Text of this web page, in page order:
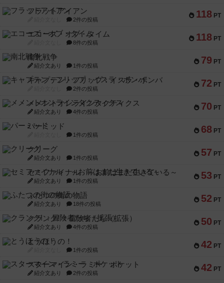
118 PT
フラットアイアン
2件の投稿
118 PT
エコーズ・オブ・タイム
8件の投稿
79 PT
南北戦争
紹介文あり 1件の投稿
72 PT
キャプテン・フリップ：イスラ・ボンバ
2件の投稿
70 PT
メメントオンラインタクティクス
紹介文あり 4件の投稿
68 PT
パーミッド
1件の投稿
57 PT
クリーグ
紹介文あり 1件の投稿
53 PT
セミファイナル ～お前はまだ生きている～
紹介文あり 1件の投稿
52 PT
ふたつの街の物語
紹介文あり 18件の投稿
50 PT
クランク! ：冒険者たち（拡張）
紹介文あり 4件の投稿
42 PT
とうほうの！
1件の投稿
42 PT
スターマイン・ラミー ポケット
紹介文あり 2件の投稿